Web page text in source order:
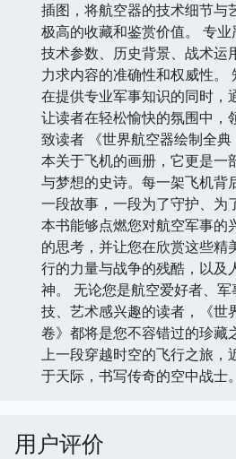
插图，将航空器的技术细节与
极高的收藏和鉴赏价值。 专
技术参数、历史背景、战术运
力求内容的准确性和权威性。
在提供专业军事知识的同时，
让读者在轻松愉快的氛围中，
致读者 《世界航空器绘制全
本关于飞机的画册，它更是一
与梦想的史诗。每一架飞机背
一段故事，一段为了守护、为
本书能够点燃您对航空军事的
的思考，并让您在欣赏这些精
行的力量与战争的残酷，以及
神。 无论您是航空爱好者、
技、艺术感兴趣的读者，《世
卷》都将是您不容错过的珍藏
上一段穿越时空的飞行之旅，
于天际，书写传奇的空中战士。
用户评价